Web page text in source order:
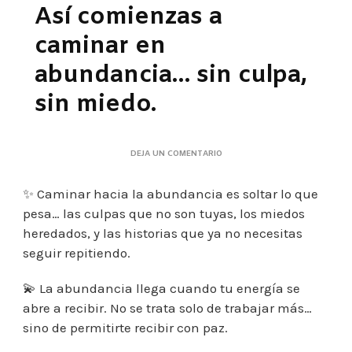
Así comienzas a
caminar en
abundancia… sin culpa,
sin miedo.
DEJA UN COMENTARIOEN
A
EN
ABUNDANCIA…
MIEDO.
✨ Caminar hacia la abundancia es soltar lo que
pesa… las culpas que no son tuyas, los miedos
heredados, y las historias que ya no necesitas
seguir repitiendo.
💫 La abundancia llega cuando tu energía se
abre a recibir. No se trata solo de trabajar más…
sino de permitirte recibir con paz.